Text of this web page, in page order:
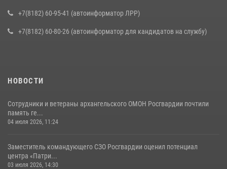
+7(8182) 60-95-41 (автоинформатор ЛРР)
+7(8182) 60-80-26 (автоинформатор для кандидатов на службу)
НОВОСТИ
Сотрудники и ветераны архангельского ОМОН Росгвардии почтили
память ге...
04 июля 2026, 11:24
Заместитель командующего СЗО Росгвардии оценил потенциал
центра «Патри...
03 июля 2026, 14:30